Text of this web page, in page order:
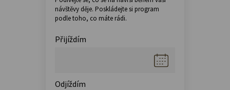
návštěvy děje. Poskládejte si program
podle toho, co máte rádi.
Přijíždím
Odjíždím